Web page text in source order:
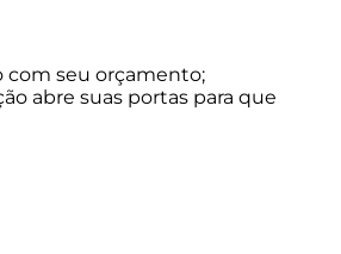
com seu orçamento;
abre suas portas para que